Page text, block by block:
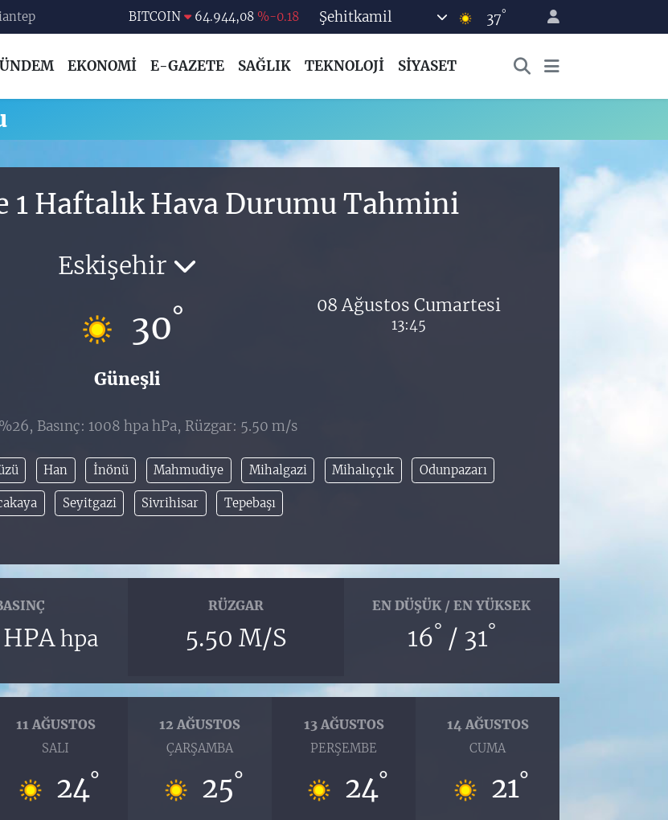
BITCOIN 64.944,08 %-0.18
EURO
55,2510 %0.32
STERLİN
64,4811 %0.38
BİST100
%-14
Şehitkamil 37°
EKONOMİ E-GAZETE SAĞLIK TEKNOLOJİ SİYASET
1 Haftalık Hava Durumu Tahmini
Eskişehir
30°
Güneşli
08 Ağustos Cumartesi
13:45
Basınç: 1008 hpa hPa, Rüzgar: 5.50 m/s
Han İnönü Mahmudiye Mihalgazi Mihalıççık Odunpazarı
Seyitgazi Sivrihisar Tepebaşı
HPAhpa
RÜZGAR
5.50 M/S
EN DÜŞÜK / EN YÜKSEK
16° / 31°
11 AĞUSTOS
SALI
24°
12 AĞUSTOS
ÇARŞAMBA
25°
13 AĞUSTOS
PERŞEMBE
24°
14 AĞUSTOS
CUMA
21°